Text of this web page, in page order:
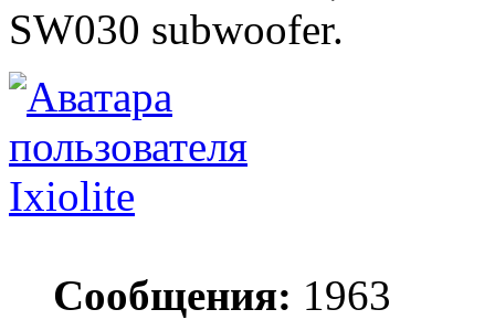
SW030 subwoofer.
Ixiolite
Сообщения: 1963